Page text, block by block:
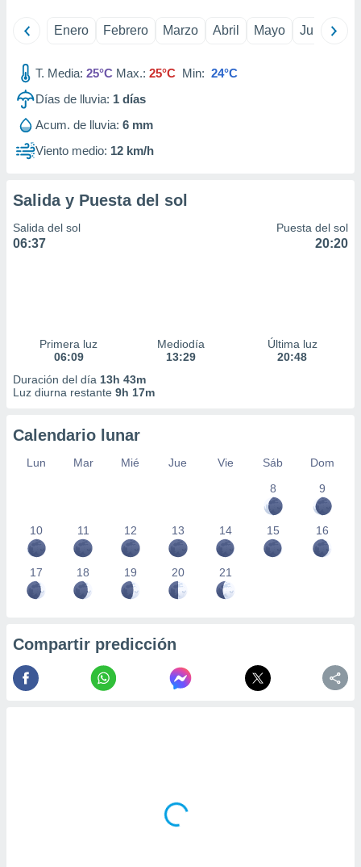
utilizar
crear un
uso de
contenido
medir el
el
del
de
con el
mediante
publicidad
1199
Enero Febrero Marzo Abril Mayo Junio
T. Media: 25°C Max.: 25°C Min: 24°C
Días de lluvia: 1 días
Acum. de lluvia: 6 mm
Viento medio: 12 km/h
Salida y Puesta del sol
Salida del sol
06:37
Puesta del sol
20:20
Primera luz
06:09
Mediodía
13:29
Última luz
20:48
Duración del día 13h 43m
Luz diurna restante 9h 17m
Calendario lunar
Lun Mar Mié Jue Vie Sáb
Dom
8
9
10 11 12 13 14 15 16
17 18 19 20 21
Compartir predicción